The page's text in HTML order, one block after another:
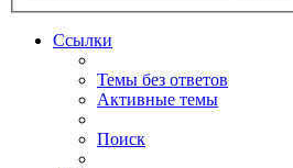
Ссылки
Темы без ответов
Активные темы
Поиск